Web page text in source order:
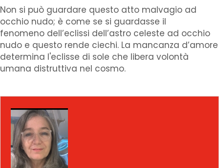
Non si può guardare questo atto malvagio ad
occhio nudo; è come se si guardasse il
fenomeno dell’eclissi dell’astro celeste ad occhio
nudo e questo rende ciechi. La mancanza d’amore
determina l'eclisse di sole che libera volontà
umana distruttiva nel cosmo.